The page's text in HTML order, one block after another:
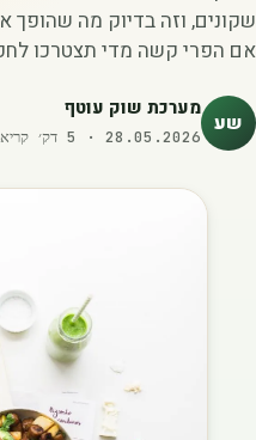
שקונים, וזה בדיוק מה
אם הפרי קשה מדי תצטרכו
שע מערכת שוק עוטף
28.05.2026
·
5 דק׳